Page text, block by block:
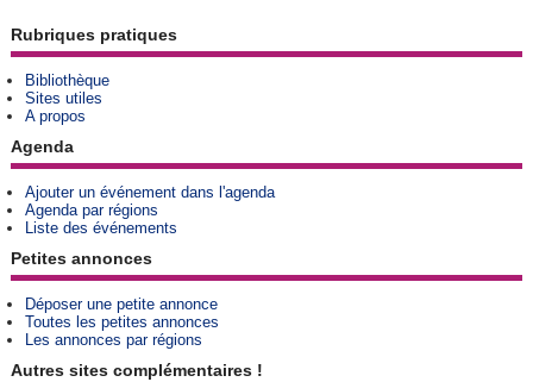
Rubriques pratiques
Bibliothèque
Sites utiles
A propos
Agenda
Ajouter un événement dans l'agenda
Agenda par régions
Liste des événements
Petites annonces
Déposer une petite annonce
Toutes les petites annonces
Les annonces par régions
Autres sites complémentaires !